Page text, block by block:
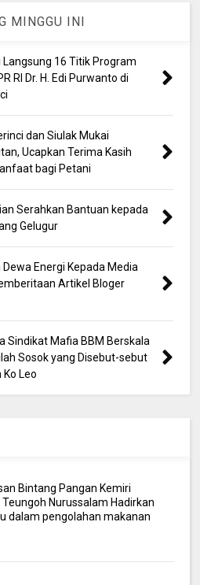
MINGGU INI
16 Titik Program
RI Dr. H. Edi Purwanto di
dan Siulak Mukai
Ucapkan Terima Kasih
bagi Petani
Serahkan Bantuan kepada
Gelugur
Energi Kepada Media
Artikel Bloger
Sindikat Mafia BBM Berskala
Sosok yang Disebut-sebut
Leo
Bintang Pangan Kemiri
Nurussalam Hadirkan
dalam pengolahan makanan